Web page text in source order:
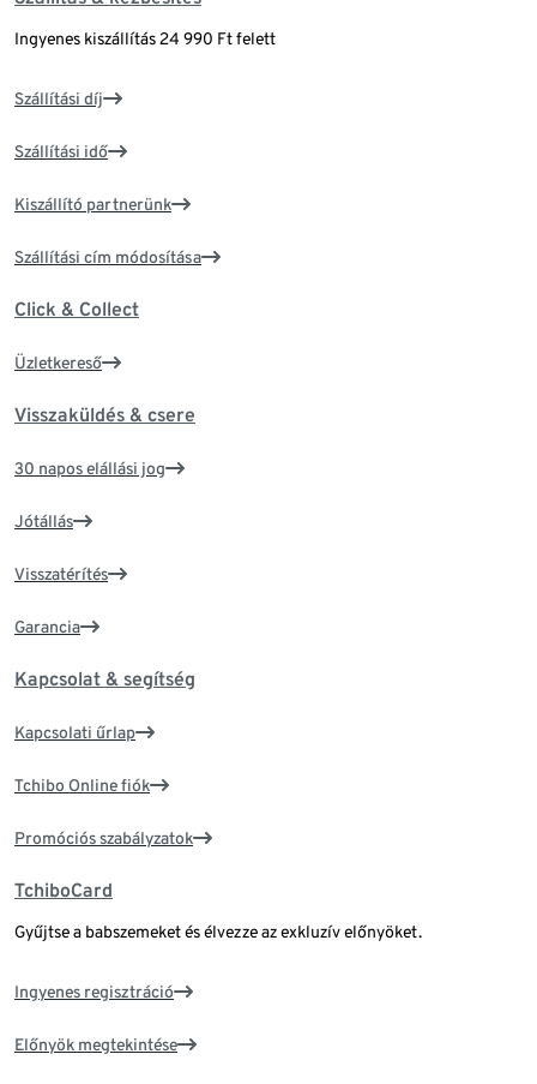
Ingyenes kiszállítás 24 990 Ft felett
Szállítási díj
Szállítási idő
Kiszállító partnerünk
Szállítási cím módosítása
Click & Collect
Üzletkereső
Visszaküldés & csere
30 napos elállási jog
Jótállás
Visszatérítés
Garancia
Kapcsolat & segítség
Kapcsolati űrlap
Tchibo Online fiók
Promóciós szabályzatok
TchiboCard
Gyűjtse a babszemeket és élvezze az exkluzív előnyöket.
Ingyenes regisztráció
Előnyök megtekintése